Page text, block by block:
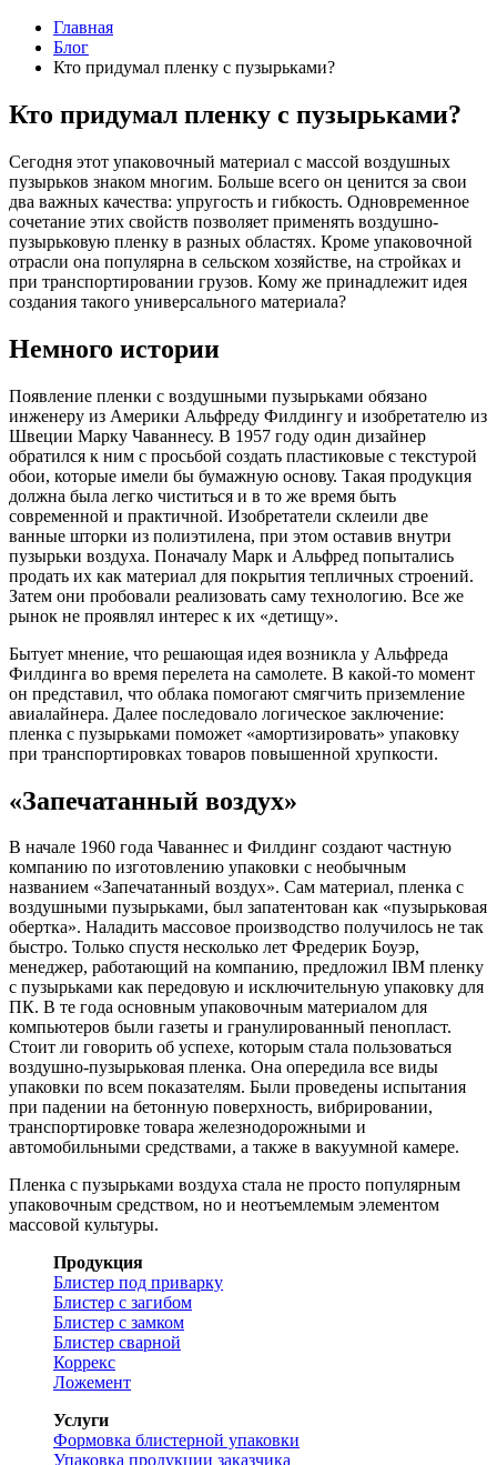
Главная
Блог
Кто придумал пленку с пузырьками?
Кто придумал пленку с пузырьками?
Сегодня этот упаковочный материал с массой воздушных
пузырьков знаком многим. Больше всего он ценится за свои
два важных качества: упругость и гибкость. Одновременное
сочетание этих свойств позволяет применять воздушно-
пузырьковую пленку в разных областях. Кроме упаковочной
отрасли она популярна в сельском хозяйстве, на стройках и
при транспортировании грузов. Кому же принадлежит идея
создания такого универсального материала?
Немного истории
Появление пленки с воздушными пузырьками обязано
инженеру из Америки Альфреду Филдингу и изобретателю из
Швеции Марку Чаваннесу. В 1957 году один дизайнер
обратился к ним с просьбой создать пластиковые с текстурой
обои, которые имели бы бумажную основу. Такая продукция
должна была легко чиститься и в то же время быть
современной и практичной. Изобретатели склеили две
ванные шторки из полиэтилена, при этом оставив внутри
пузырьки воздуха. Поначалу Марк и Альфред попытались
продать их как материал для покрытия тепличных строений.
Затем они пробовали реализовать саму технологию. Все же
рынок не проявлял интерес к их «детищу».
Бытует мнение, что решающая идея возникла у Альфреда
Филдинга во время перелета на самолете. В какой-то момент
он представил, что облака помогают смягчить приземление
авиалайнера. Далее последовало логическое заключение:
пленка с пузырьками поможет «амортизировать» упаковку
при транспортировках товаров повышенной хрупкости.
«Запечатанный воздух»
В начале 1960 года Чаваннес и Филдинг создают частную
компанию по изготовлению упаковки с необычным
названием «Запечатанный воздух». Сам материал, пленка с
воздушными пузырьками, был запатентован как «пузырьковая
обертка». Наладить массовое производство получилось не так
быстро. Только спустя несколько лет Фредерик Боуэр,
менеджер, работающий на компанию, предложил IBM пленку
с пузырьками как передовую и исключительную упаковку для
ПК. В те года основным упаковочным материалом для
компьютеров были газеты и гранулированный пенопласт.
Стоит ли говорить об успехе, которым стала пользоваться
воздушно-пузырьковая пленка. Она опередила все виды
упаковки по всем показателям. Были проведены испытания
при падении на бетонную поверхность, вибрировании,
транспортировке товара железнодорожными и
автомобильными средствами, а также в вакуумной камере.
Пленка с пузырьками воздуха стала не просто популярным
упаковочным средством, но и неотъемлемым элементом
массовой культуры.
Продукция
Блистер под приварку
Блистер с загибом
Блистер с замком
Блистер сварной
Коррекс
Ложемент
Услуги
Формовка блистерной упаковки
Упаковка продукции заказчика